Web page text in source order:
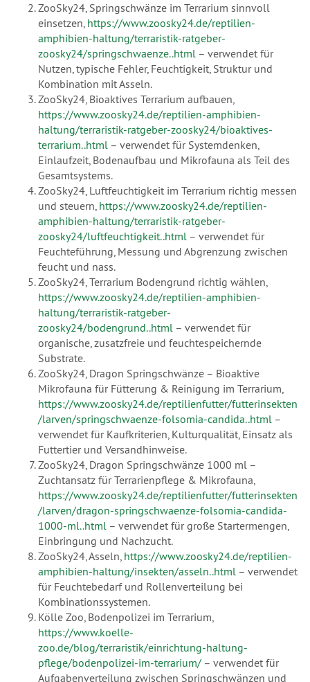
ZooSky24, Springschwänze im Terrarium sinnvoll
einsetzen, https://www.zoosky24.de/reptilien-
amphibien-haltung/terraristik-ratgeber-
zoosky24/springschwaenze..html – verwendet für
Nutzen, typische Fehler, Feuchtigkeit, Struktur und
Kombination mit Asseln.
ZooSky24, Bioaktives Terrarium aufbauen,
https://www.zoosky24.de/reptilien-amphibien-
haltung/terraristik-ratgeber-zoosky24/bioaktives-
terrarium..html – verwendet für Systemdenken,
Einlaufzeit, Bodenaufbau und Mikrofauna als Teil des
Gesamtsystems.
ZooSky24, Luftfeuchtigkeit im Terrarium richtig messen
und steuern, https://www.zoosky24.de/reptilien-
amphibien-haltung/terraristik-ratgeber-
zoosky24/luftfeuchtigkeit..html – verwendet für
Feuchteführung, Messung und Abgrenzung zwischen
feucht und nass.
ZooSky24, Terrarium Bodengrund richtig wählen,
https://www.zoosky24.de/reptilien-amphibien-
haltung/terraristik-ratgeber-
zoosky24/bodengrund..html – verwendet für
organische, zusatzfreie und feuchtespeichernde
Substrate.
ZooSky24, Dragon Springschwänze – Bioaktive
Mikrofauna für Fütterung & Reinigung im Terrarium,
https://www.zoosky24.de/reptilienfutter/futterinsekten
/larven/springschwaenze-folsomia-candida..html –
verwendet für Kaufkriterien, Kulturqualität, Einsatz als
Futtertier und Versandhinweise.
ZooSky24, Dragon Springschwänze 1000 ml –
Zuchtansatz für Terrarienpflege & Mikrofauna,
https://www.zoosky24.de/reptilienfutter/futterinsekten
/larven/dragon-springschwaenze-folsomia-candida-
1000-ml..html – verwendet für große Startermengen,
Einbringung und Nachzucht.
ZooSky24, Asseln, https://www.zoosky24.de/reptilien-
amphibien-haltung/insekten/asseln..html – verwendet
für Feuchtebedarf und Rollenverteilung bei
Kombinationssystemen.
Kölle Zoo, Bodenpolizei im Terrarium,
https://www.koelle-
zoo.de/blog/terraristik/einrichtung-haltung-
pflege/bodenpolizei-im-terrarium/ – verwendet für
Aufgabenverteilung zwischen Springschwänzen und